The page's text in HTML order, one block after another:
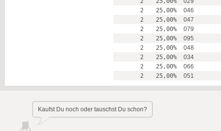
2
25,00%
046
2
25,00%
047
2
25,00%
079
2
25,00%
095
2
25,00%
048
2
25,00%
034
2
25,00%
066
2
25,00% 051
Kaufst Du noch oder tauschst Du schon?